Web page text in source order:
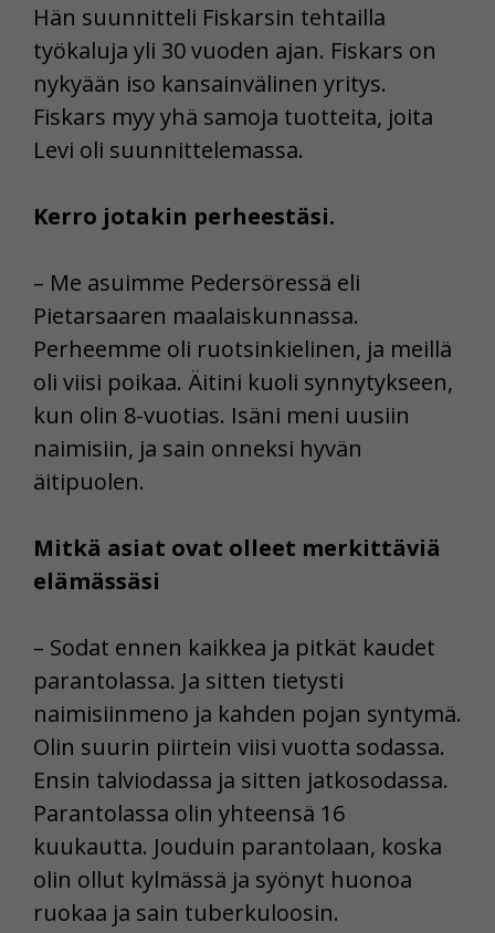
Hän suunnitteli Fiskarsin tehtailla
työkaluja yli 30 vuoden ajan. Fiskars on
nykyään iso kansainvälinen yritys.
Fiskars myy yhä samoja tuotteita, joita
Levi oli suunnittelemassa.
Kerro jotakin perheestäsi.
– Me asuimme Pedersöressä eli
Pietarsaaren maalaiskunnassa.
Perheemme oli ruotsinkielinen, ja meillä
oli viisi poikaa. Äitini kuoli synnytykseen,
kun olin 8-vuotias. Isäni meni uusiin
naimisiin, ja sain onneksi hyvän
äitipuolen.
Mitkä asiat ovat olleet merkittäviä
elämässäsi
– Sodat ennen kaikkea ja pitkät kaudet
parantolassa. Ja sitten tietysti
naimisiinmeno ja kahden pojan syntymä.
Olin suurin piirtein viisi vuotta sodassa.
Ensin talviodassa ja sitten jatkosodassa.
Parantolassa olin yhteensä 16
kuukautta. Jouduin parantolaan, koska
olin ollut kylmässä ja syönyt huonoa
ruokaa ja sain tuberkuloosin.